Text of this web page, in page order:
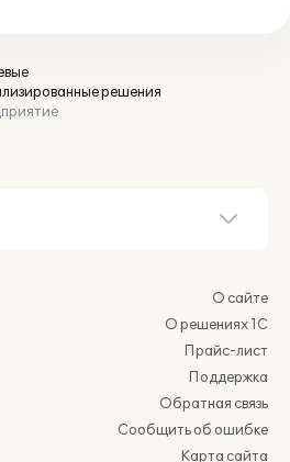
решения
О сайте
О решениях 1С
Прайс-лист
Поддержка
Обратная связь
Сообщить об ошибке
Карта сайта